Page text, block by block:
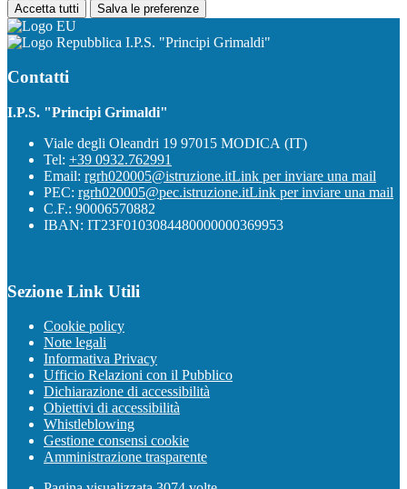
Accetta tutti Salva le preferenze
I.P.S. "Principi Grimaldi"
Contatti
I.P.S. "Principi Grimaldi"
Viale degli Oleandri 19 97015 MODICA (IT)
Tel: +39 0932.762991
Email: rgrh020005@istruzione.itLink per inviare una mail
PEC: rgrh020005@pec.istruzione.itLink per inviare una mail
C.F.: 90006570882
IBAN: IT23F0103084480000000369953
Sezione Link Utili
Cookie policy
Note legali
Informativa Privacy
Ufficio Relazioni con il Pubblico
Dichiarazione di accessibilità
Obiettivi di accessibilità
Whistleblowing
Gestione consensi cookie
Amministrazione trasparente